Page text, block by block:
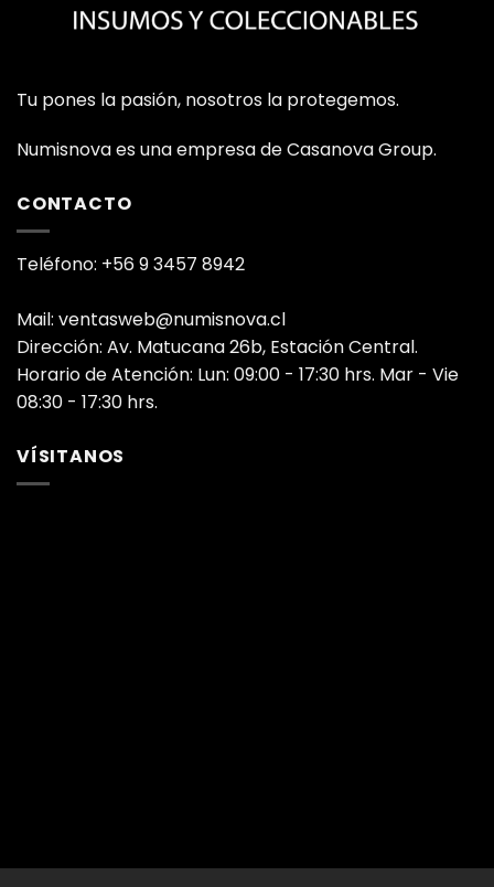
Tu pones la pasión, nosotros la protegemos.
Numisnova es una empresa de Casanova Group.
CONTACTO
Teléfono: +56 9 3457 8942
Mail: ventasweb@numisnova.cl
Dirección: Av. Matucana 26b, Estación Central.
Horario de Atención: Lun: 09:00 - 17:30 hrs. Mar - Vie
08:30 - 17:30 hrs.
VÍSITANOS